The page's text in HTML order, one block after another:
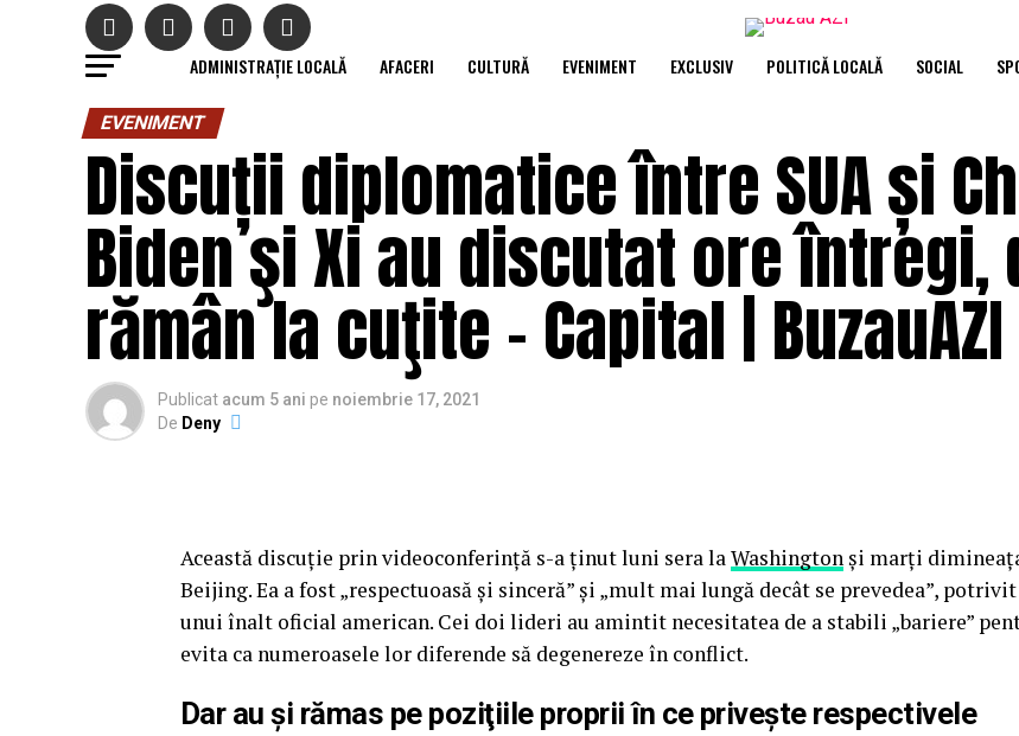
ADMINISTRAȚIE LOCALĂ AFACERI CULTURĂ EVENIMENT EXCLUSIV POLITICĂ LOCALĂ SOCIAL
EVENIMENT
Discuții diplomatice între SUA și
Biden şi Xi au discutat ore întregi,
rămân la cuţite – Capital | BuzauAZI
Publicat acum 5 ani pe noiembrie 17, 2021
De Deny
Această discuţie prin videoconferinţă s-a ţinut luni sera laWashingtonşi marţi
Beijing. Ea a fost „respectuoasă şi sinceră” şi „mult mai lungă decât se prevedea”, potrivit
unui înalt oficial american. Cei doi lideri au amintit necesitatea de a stabili „bariere”
evita ca numeroasele lor diferende să degenereze în conflict.
Dar au şi rămas pe poziţiile proprii în ce priveşte respectivele